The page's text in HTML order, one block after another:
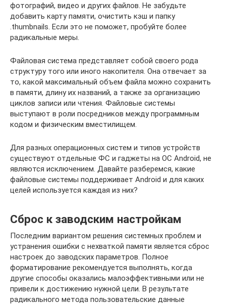
фотографий, видео и других файлов. Не забудьте
добавить карту памяти, очистить кэш и папку
.thumbnails. Если это не поможет, пробуйте более
радикальные меры.
Файловая система представляет собой своего рода
структуру того или иного накопителя. Она отвечает за
то, какой максимальный объем файла можно сохранить
в памяти, длину их названий, а также за организацию
циклов записи или чтения. Файловые системы
выступают в роли посредников между программным
кодом и физическим вместилищем.
Для разных операционных систем и типов устройств
существуют отдельные ФС и гаджеты на ОС Android, не
являются исключением. Давайте разберемся, какие
файловые системы поддерживает Android и для каких
целей используется каждая из них?
Сброс к заводским настройкам
Последним вариантом решения системных проблем и
устранения ошибки с нехваткой памяти является сброс
настроек до заводских параметров. Полное
форматирование рекомендуется выполнять, когда
другие способы оказались малоэффективными или не
привели к достижению нужной цели. В результате
радикального метода пользовательские данные